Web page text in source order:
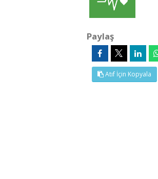
Paylaş
Atıf İçin Kopyala